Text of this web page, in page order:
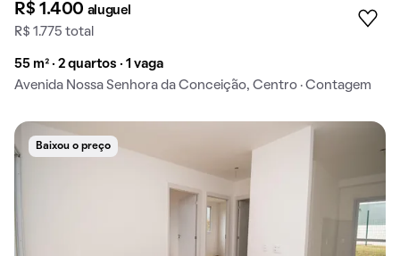
R$ 1.400 aluguel
R$ 1.775 total
55 m² · 2 quartos · 1 vaga
Avenida Nossa Senhora da Conceição, Centro · Contagem
Baixou o preço